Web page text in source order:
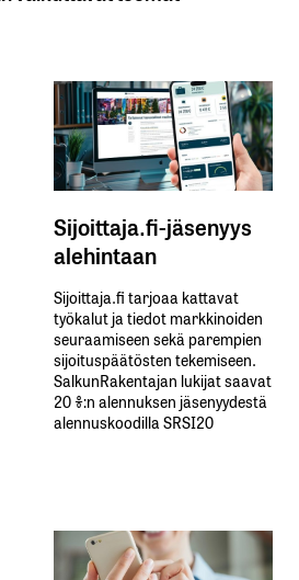
Sijoittaja.fi-jäsenyys
alehintaan
Sijoittaja.fi tarjoaa kattavat
työkalut ja tiedot markkinoiden
seuraamiseen sekä parempien
sijoituspäätösten tekemiseen.
SalkunRakentajan lukijat saavat
20 %:n alennuksen jäsenyydestä
alennuskoodilla SRSI20